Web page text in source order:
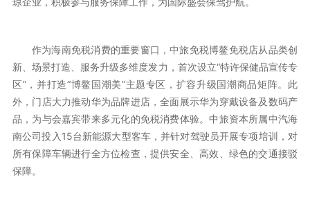
作为海南免税消费的重要窗口，中旅免税博鳌免税店从品类创
新、场景打造、服务升级多维度发力，首次设立“特许保健品宣传专
区”，并打造“博鳌国潮美”主题专区，扩容升级国潮商品矩阵。此
外，门店大力推动华为品牌进店，全面展示华为穿戴设备及数码产
品，为与会嘉宾带来多元化的免税消费体验。中旅资本所属中汽海
南公司投入15台新能源大型客车，并针对驾驶员开展专项培训，对
所有保障车辆进行全方位检查，提供安全、高效、绿色的交通接驳
保障。